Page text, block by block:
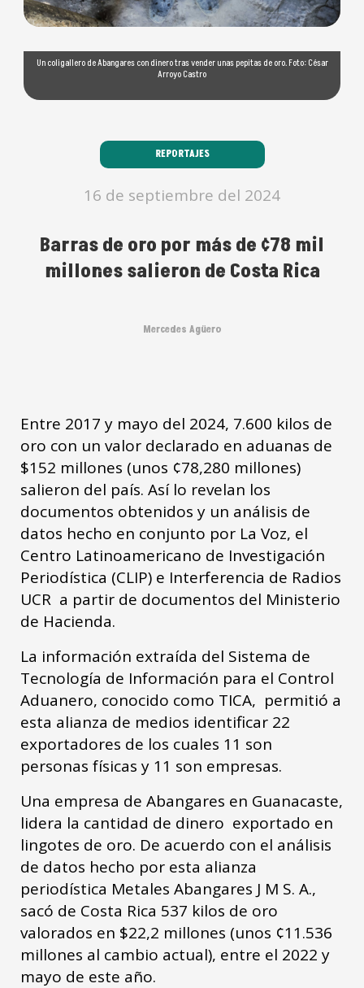
Un coligallero de Abangares con dinero tras vender unas pepitas de oro. Foto: César
Arroyo Castro
REPORTAJES
16 de septiembre del 2024
Barras de oro por más de ¢78 mil
millones salieron de Costa Rica
Mercedes Agüero
Entre 2017 y mayo del 2024, 7.600 kilos de
oro con un valor declarado en aduanas de
$152 millones (unos ¢78,280 millones)
salieron del país. Así lo revelan los
documentos obtenidos y un análisis de
datos hecho en conjunto por La Voz, el
Centro Latinoamericano de Investigación
Periodística (CLIP) e Interferencia de Radios
UCR a partir de documentos del Ministerio
de Hacienda.
La información extraída del Sistema de
Tecnología de Información para el Control
Aduanero, conocido como TICA, permitió a
esta alianza de medios identificar 22
exportadores de los cuales 11 son
personas físicas y 11 son empresas.
Una empresa de Abangares en Guanacaste,
lidera la cantidad de dinero exportado en
lingotes de oro. De acuerdo con el análisis
de datos hecho por esta alianza
periodística Metales Abangares J M S. A.,
sacó de Costa Rica 537 kilos de oro
valorados en $22,2 millones (unos ¢11.536
millones al cambio actual), entre el 2022 y
mayo de este año.